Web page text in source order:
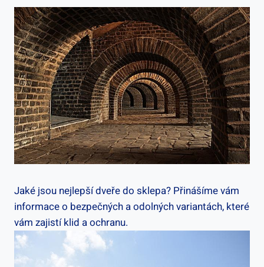
Jaké jsou nejlepší dveře do sklepa? Přinášíme vám
informace o bezpečných a odolných variantách, které
vám zajistí klid a ochranu.